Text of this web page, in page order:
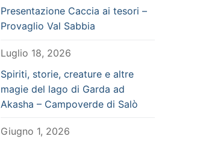
Presentazione Caccia ai tesori –
Provaglio Val Sabbia
Luglio 18, 2026
Spiriti, storie, creature e altre
magie del lago di Garda ad
Akasha – Campoverde di Salò
Giugno 1, 2026